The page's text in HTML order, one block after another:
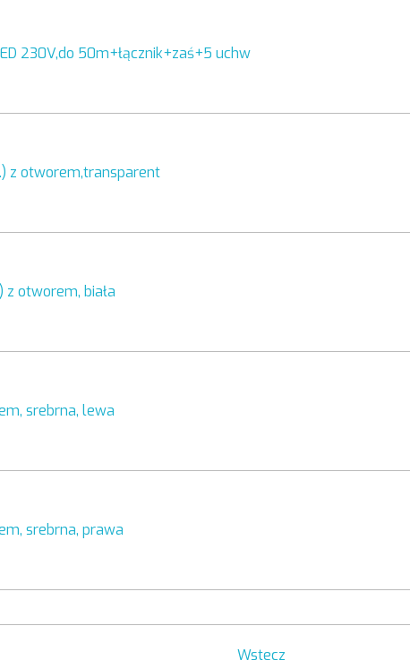
230V,do 50m+łącznik+zaś+5 uchw
z otworem,transparent
z otworem, biała
srebrna, lewa
srebrna, prawa
Wstecz